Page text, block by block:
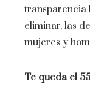
transparencia
eliminar, las
mujeres y
Te queda el